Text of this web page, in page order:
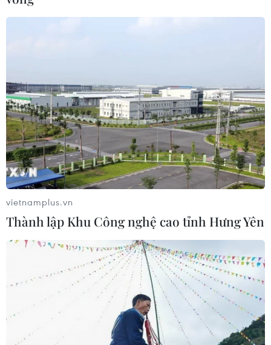
vietnamplus.vn
Thành lập Khu Công nghệ cao tỉnh Hưng Yên